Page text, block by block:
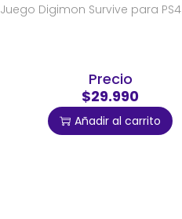
Juego Digimon Survive para PS4
Precio
$29.990
Añadir al carrito